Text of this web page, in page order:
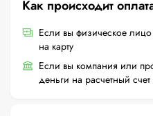
Как происходит
Если вы физическое
на карту
Если вы компания или
деньги на расчетный